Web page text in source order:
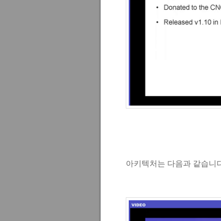
아키텍처는 다음과 같습니